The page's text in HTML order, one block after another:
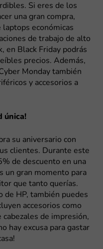
Si eres de los
una gran compra,
laptops económicas
de trabajo de alto
en Black Friday podrás
precios. Además,
Monday también
y accesorios a
única!
su aniversario con
clientes. Durante este
de descuento en una
un gran momento para
que tanto querías.
de HP, también puedes
accesorios como
de impresión,
hay excusa para gastar